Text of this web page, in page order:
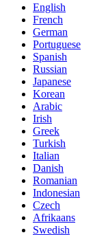
English
French
German
Portuguese
Spanish
Russian
Japanese
Korean
Arabic
Irish
Greek
Turkish
Italian
Danish
Romanian
Indonesian
Czech
Afrikaans
Swedish